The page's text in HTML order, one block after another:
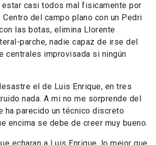
estar casi todos mal fisicamente por
Centro del campo plano con un Pedri
las botas, elimina Llorente
parche, nadie capaz de irse del
centrales improvisada si ningún
el de Luis Enrique, en tres
nada. A mi no me sorprende del
ha parecido un técnico discreto
encima se debe de creer muy bueno.